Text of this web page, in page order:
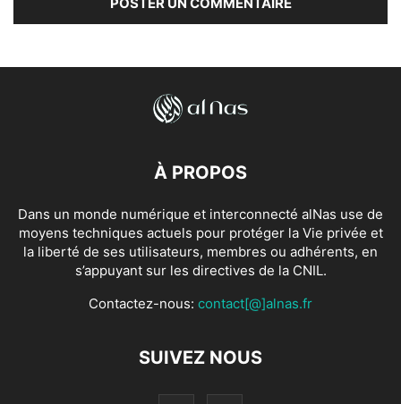
À PROPOS
Dans un monde numérique et interconnecté alNas use de
moyens techniques actuels pour protéger la Vie privée et
la liberté de ses utilisateurs, membres ou adhérents, en
s’appuyant sur les directives de la CNIL.
Contactez-nous: contact[@]alnas.fr
SUIVEZ NOUS